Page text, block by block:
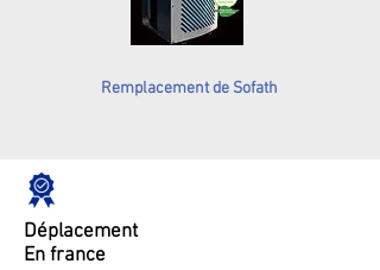
Remplacement de Sofath
Déplacement
En france